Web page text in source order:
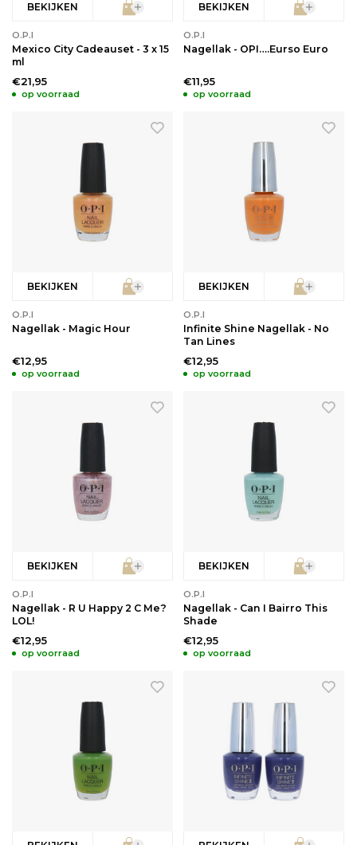
BEKIJKEN
O.P.I
Mexico City Cadeauset - 3 x 15
ml
€21,95
op voorraad
BEKIJKEN
O.P.I
Nagellak - OPI….Eurso Euro
€11,95
op voorraad
BEKIJKEN
O.P.I
Nagellak - Magic Hour
€12,95
op voorraad
BEKIJKEN
O.P.I
Infinite Shine Nagellak - No
Tan Lines
€12,95
op voorraad
BEKIJKEN
O.P.I
Nagellak - R U Happy 2 C Me?
LOL!
€12,95
op voorraad
BEKIJKEN
O.P.I
Nagellak - Can I Bairro This
Shade
€12,95
op voorraad